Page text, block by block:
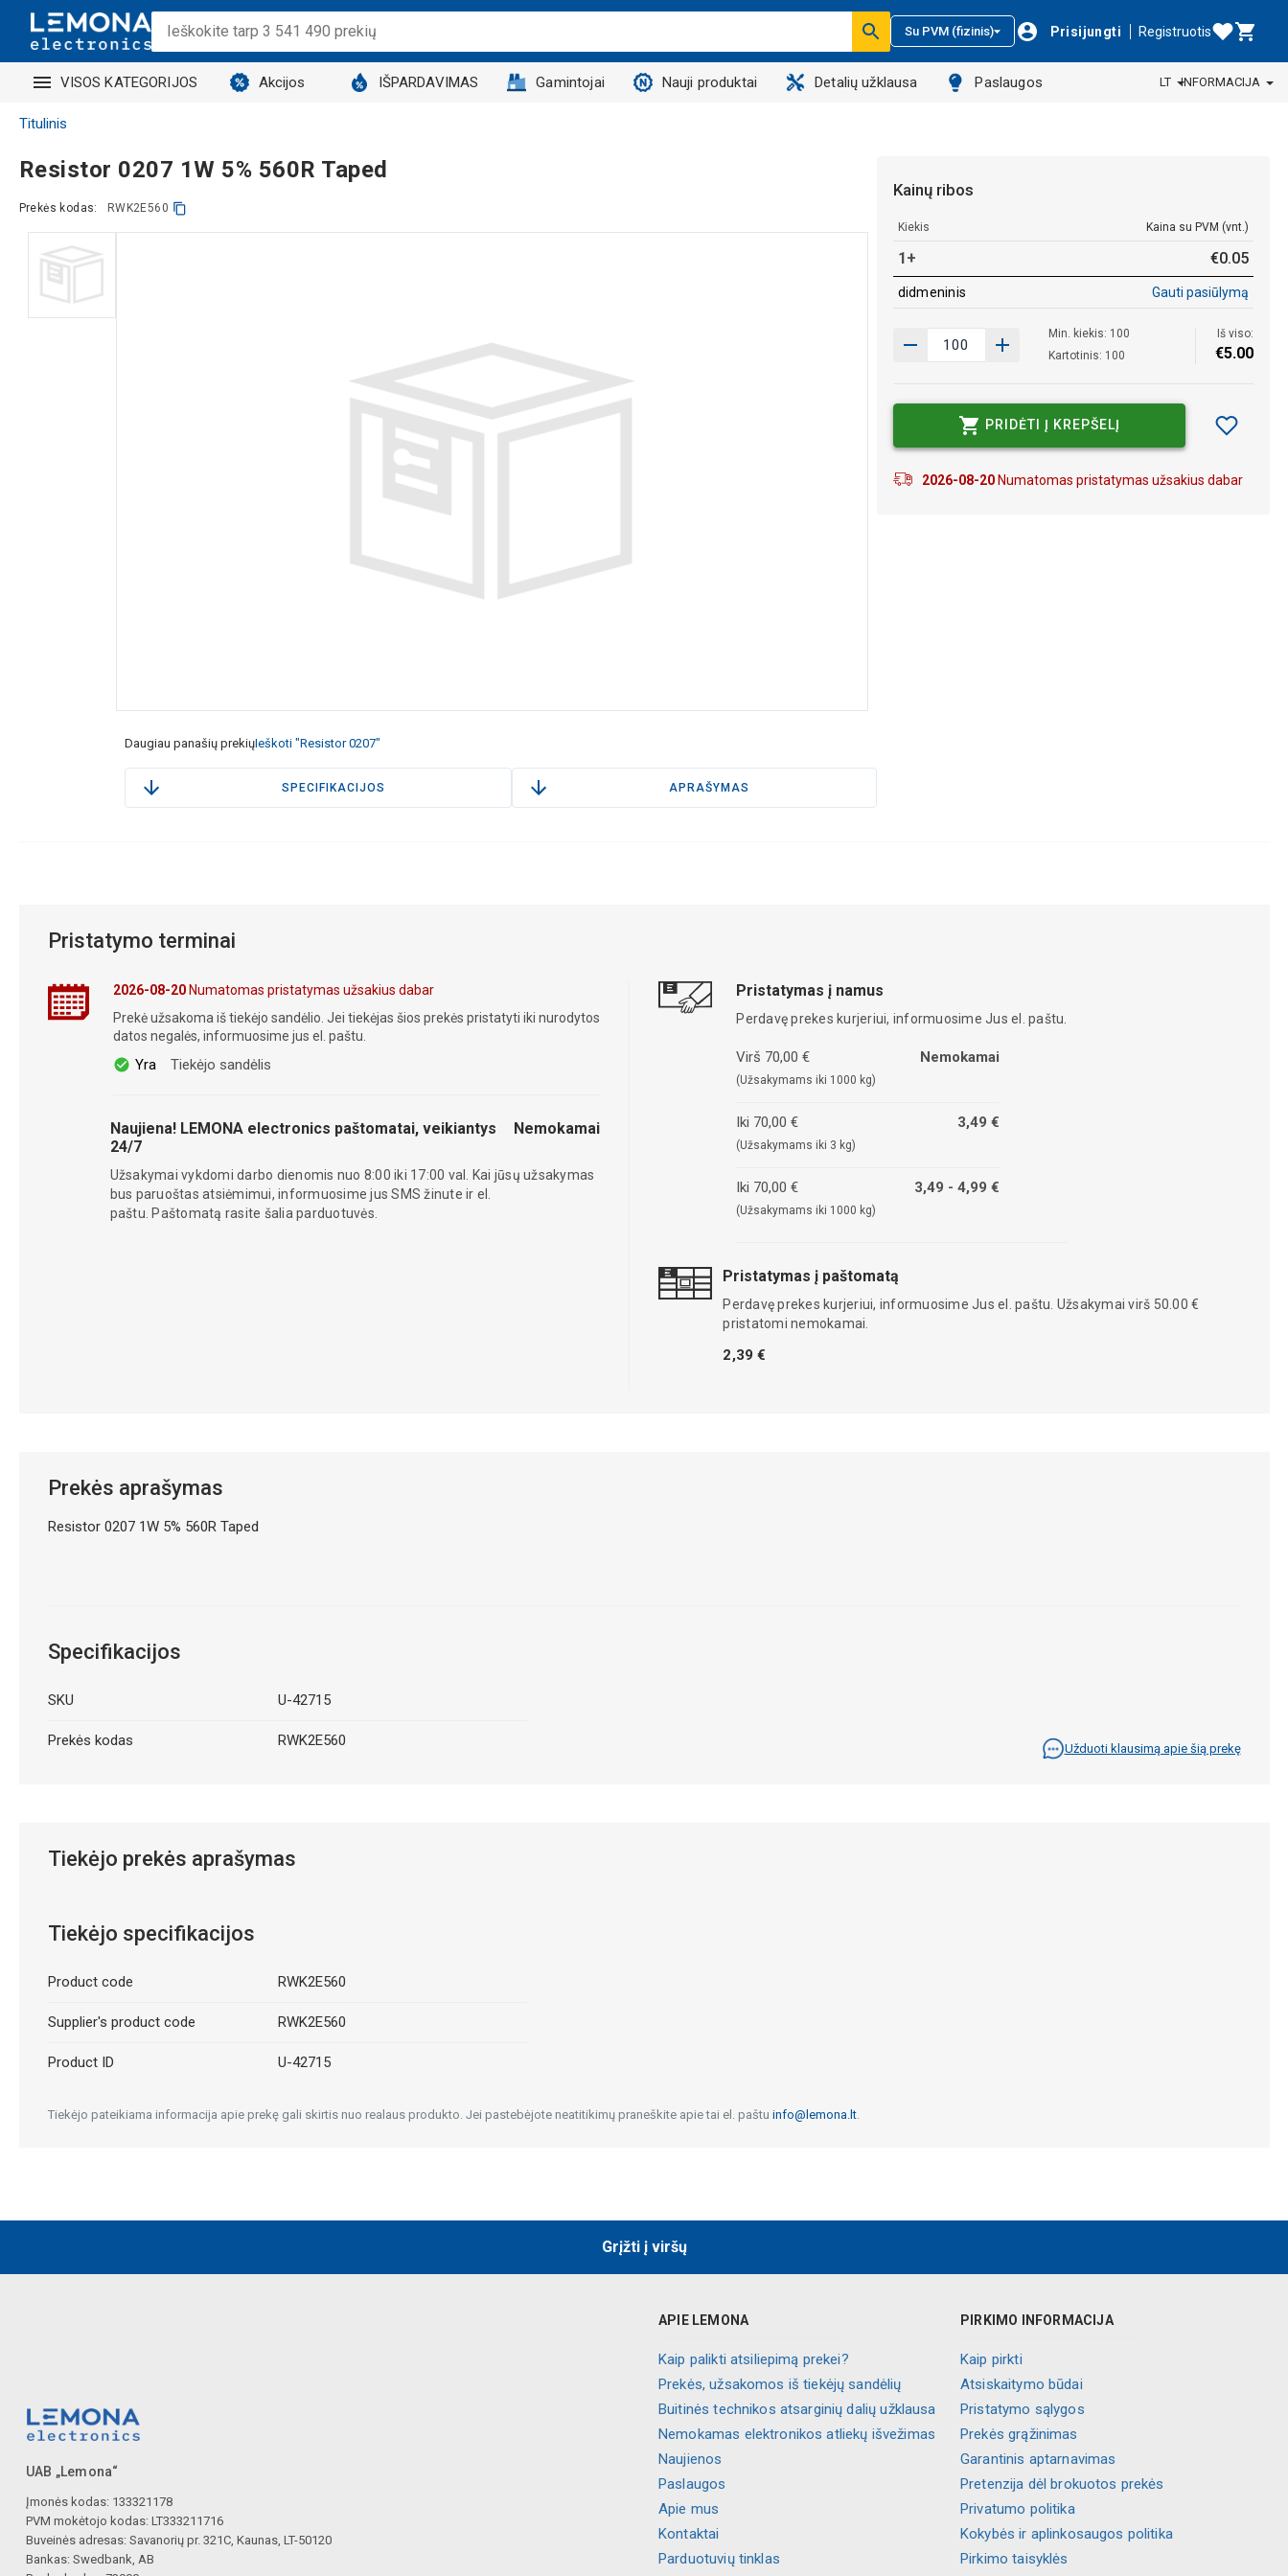
Su PVM (fizinis) Prisijungti Registruotis
VISOS KATEGORIJOS Akcijos IŠPARDAVIMAS Gamintojai Nauji produktai Detalių užklausa Paslaugos LT INFORMACIJA
Titulinis
Resistor 0207 1W 5% 560R Taped
Prekės kodas: RWK2E560
Daugiau panašių prekiųIeškoti "Resistor 0207"
SPECIFIKACIJOS APRAŠYMAS
Kainų ribos
Kiekis Kaina su PVM (vnt.)
1+ €0.05
didmeninis Gauti pasiūlymą
Min. kiekis: 100
Kartotinis: 100
Iš viso:
€5.00
PRIDĖTI Į KREPŠELĮ
2026-08-20Numatomas pristatymas užsakius dabar
Pristatymo terminai
2026-08-20Numatomas pristatymas užsakius dabar
Prekė užsakoma iš tiekėjo sandėlio. Jei tiekėjas šios prekės pristatyti iki nurodytos
datos negalės, informuosime jus el. paštu.
Yra Tiekėjo sandėlis
Naujiena! LEMONA electronics paštomatai, veikiantys
24/7
Nemokamai
Užsakymai vykdomi darbo dienomis nuo 8:00 iki 17:00 val. Kai jūsų užsakymas
bus paruoštas atsiėmimui, informuosime jus SMS žinute ir el.
paštu. Paštomatą rasite šalia parduotuvės.
Pristatymas į namus
Perdavę prekes kurjeriui, informuosime Jus el. paštu.
Virš 70,00 €
(Užsakymams iki 1000 kg)
Nemokamai
Iki 70,00 €
(Užsakymams iki 3 kg)
3,49 €
Iki 70,00 €
(Užsakymams iki 1000 kg)
3,49 - 4,99 €
Pristatymas į paštomatą
Perdavę prekes kurjeriui, informuosime Jus el. paštu. Užsakymai virš 50.00 €
pristatomi nemokamai.
2,39 €
Prekės aprašymas
Resistor 0207 1W 5% 560R Taped
Specifikacijos
SKU U-42715
Prekės kodas RWK2E560 Užduoti klausimą apie šią prekę
Tiekėjo prekės aprašymas
Tiekėjo specifikacijos
Product code RWK2E560
Supplier's product code RWK2E560
Product ID U-42715
Tiekėjo pateikiama informacija apie prekę gali skirtis nuo realaus produkto. Jei pastebėjote neatitikimų praneškite apie tai el. paštu info@lemona.lt.
Grįžti į viršų
UAB „Lemona“
Įmonės kodas: 133321178
PVM mokėtojo kodas: LT333211716
Buveinės adresas: Savanorių pr. 321C, Kaunas, LT-50120
Bankas: Swedbank, AB
APIE LEMONA
Kaip palikti atsiliepimą prekei?
Prekės, užsakomos iš tiekėjų sandėlių
Buitinės technikos atsarginių dalių užklausa
Nemokamas elektronikos atliekų išvežimas
Naujienos
Paslaugos
Apie mus
Kontaktai
Parduotuvių tinklas
PIRKIMO INFORMACIJA
Kaip pirkti
Atsiskaitymo būdai
Pristatymo sąlygos
Prekės grąžinimas
Garantinis aptarnavimas
Pretenzija dėl brokuotos prekės
Privatumo politika
Kokybės ir aplinkosaugos politika
Pirkimo taisyklės